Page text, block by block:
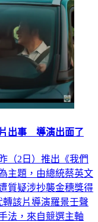
出事 導演出面了
（2日）推出《我們
主題，由總統蔡英文
質疑涉抄襲金穗獎得
該片導演羅景壬聲
法，來自競選主軸